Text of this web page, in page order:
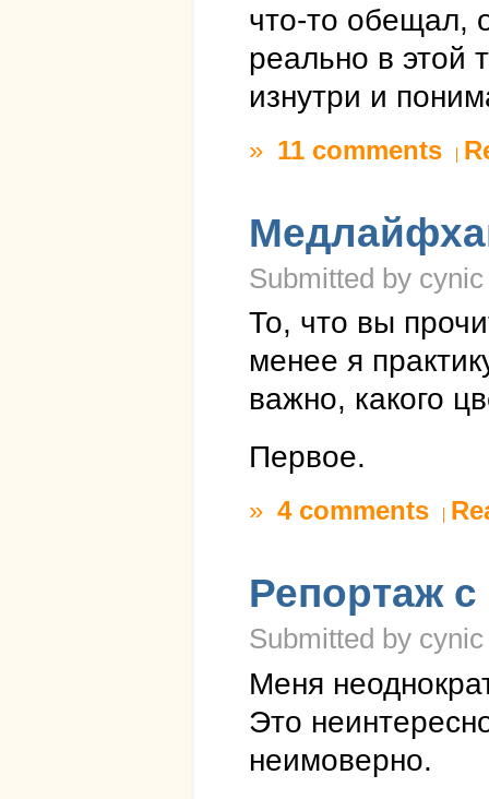
что-то обещал,
реально в этой
изнутри и
» 11 comments
Submitted by
То, что вы
менее я
важно, какого
Первое.
» 4 comments
Репортаж
Submitted by
Меня
Это
неимоверно.